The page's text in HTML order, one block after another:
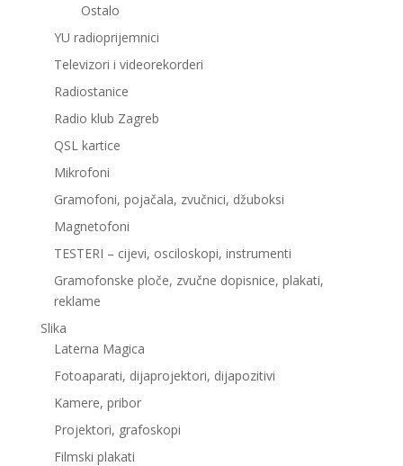
Ostalo
YU radioprijemnici
Televizori i videorekorderi
Radiostanice
Radio klub Zagreb
QSL kartice
Mikrofoni
Gramofoni, pojačala, zvučnici, džuboksi
Magnetofoni
TESTERI – cijevi, osciloskopi, instrumenti
Gramofonske ploče, zvučne dopisnice, plakati,
reklame
Slika
Laterna Magica
Fotoaparati, dijaprojektori, dijapozitivi
Kamere, pribor
Projektori, grafoskopi
Filmski plakati